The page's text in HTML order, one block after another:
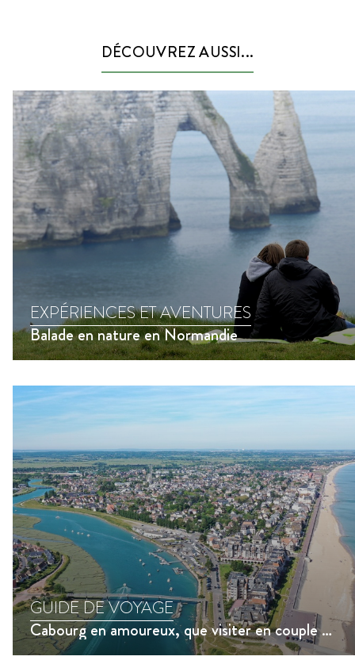
DÉCOUVREZ AUSSI...
EXPÉRIENCES ET AVENTURES
Balade en nature en Normandie
GUIDE DE VOYAGE
Cabourg en amoureux, que visiter en couple à Cabourg